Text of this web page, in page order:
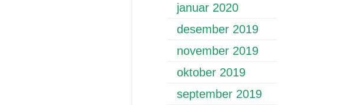
januar 2020
desember 2019
november 2019
oktober 2019
september 2019